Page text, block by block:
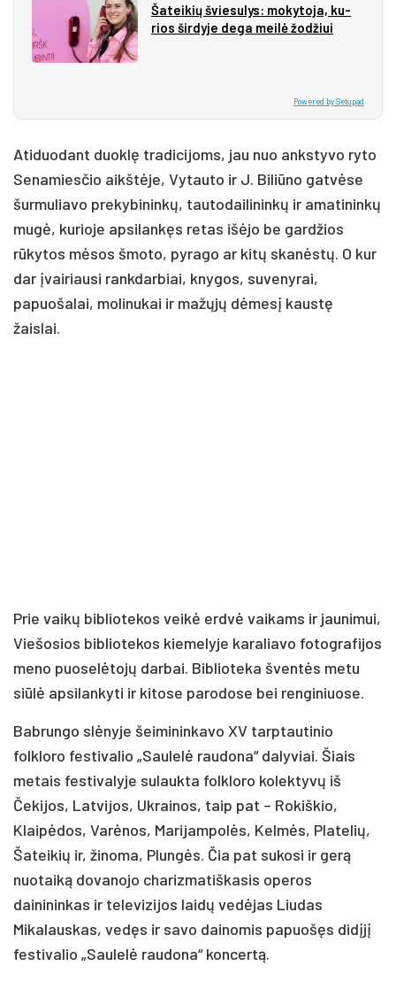
Ša­tei­kių švie­su­lys: mo­ky­to­ja, ku­
rios šir­dy­je de­ga mei­lė žo­džiui
Powered by Setupad
Atiduodant duoklę tradicijoms, jau nuo ankstyvo ryto
Senamiesčio aikštėje, Vytauto ir J. Biliūno gatvėse
šurmuliavo prekybininkų, tautodailininkų ir amatininkų
mugė, kurioje apsilankęs retas išėjo be gardžios
rūkytos mėsos šmoto, pyrago ar kitų skanėstų. O kur
dar įvairiausi rankdarbiai, knygos, suvenyrai,
papuošalai, molinukai ir mažųjų dėmesį kaustę
žaislai.
Prie vaikų bibliotekos veikė erdvė vaikams ir jaunimui,
Viešosios bibliotekos kiemelyje karaliavo fotografijos
meno puoselėtojų darbai. Biblioteka šventės metu
siūlė apsilankyti ir kitose parodose bei renginiuose.
Babrungo slėnyje šeimininkavo XV tarptautinio
folkloro festivalio „Saulelė raudona“ dalyviai. Šiais
metais festivalyje sulaukta folkloro kolektyvų iš
Čekijos, Latvijos, Ukrainos, taip pat – Rokiškio,
Klaipėdos, Varėnos, Marijampolės, Kelmės, Platelių,
Šateikių ir, žinoma, Plungės. Čia pat sukosi ir gerą
nuotaiką dovanojo charizmatiškasis operos
dainininkas ir televizijos laidų vedėjas Liudas
Mikalauskas, vedęs ir savo dainomis papuošęs didįjį
festivalio „Saulelė raudona“ koncertą.